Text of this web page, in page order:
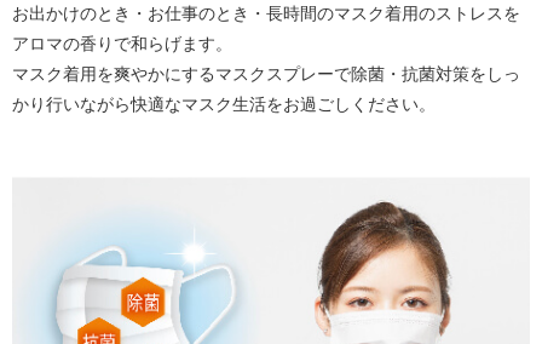
お出かけのとき・お仕事のとき・長時間のマスク着用のストレスを
アロマの香りで和らげます。
マスク着用を爽やかにするマスクスプレーで除菌・抗菌対策をしっ
かり行いながら快適なマスク生活をお過ごしください。